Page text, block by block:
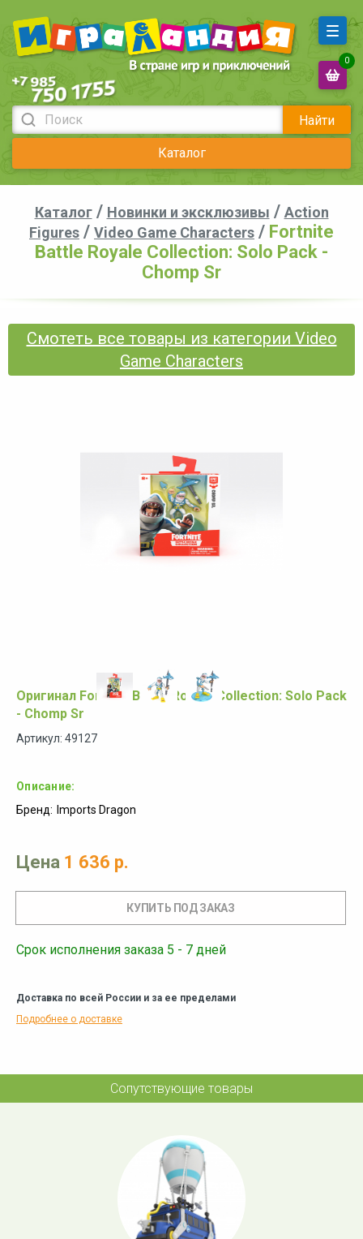
Найти
Каталог
0
Каталог/ Новинки и эксклюзивы / Action
Figures / Video Game Characters / Fortnite
Battle Royale Collection: Solo Pack -
Chomp Sr
Смотеть все товары из категории Video
Game Characters
Оригинал Fortnite Battle Royale Collection: Solo Pack
- Chomp Sr
Артикул: 49127
Описание:
Бренд: Imports Dragon
Цена 1 636 р.
Срок исполнения заказа 5 - 7 дней
Доставка по всей России и за ее пределами
Подробнее о доставке
Сопутствующие товары